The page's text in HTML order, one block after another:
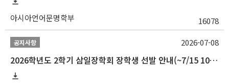
아시아언어문명학부 16078
공지사항
2026학년도 2학기 삼일장학회 장학생 선발 안내(~7/15 10:00)
2026-07-08